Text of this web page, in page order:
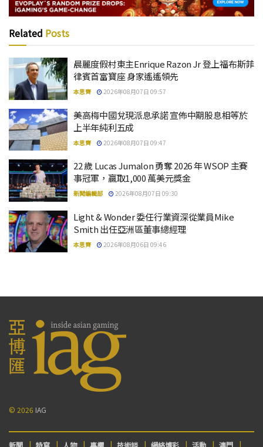
Related Posts
晨麗度假村東主Enrique Razon Jr 登上福布斯菲
律賓首富寶座 身家遙遙領先
本思齊 2026年08月07日 09:57
美高梅中國兌現派息承諾 宣佈中期股息相等於
上半年純利五成
本思齊 2026年08月07日 09:47
22 歲 Lucas Jumalon 勇奪 2026 年 WSOP 主賽
事冠軍，贏取1,000 萬美元獎金
新聞編輯部 2026年08月07日 09:30
Light & Wonder 委任行業資深從業員Mike
Smith 出任亞洲區董事總經理
本思齊 2026年08月06日 09:46
© 2026 IAG